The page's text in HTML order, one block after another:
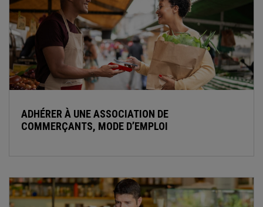
ADHÉRER À UNE ASSOCIATION DE
COMMERÇANTS, MODE D’EMPLOI